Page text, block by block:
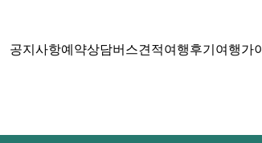
공지사항예약상담버스견적여행후기여행가